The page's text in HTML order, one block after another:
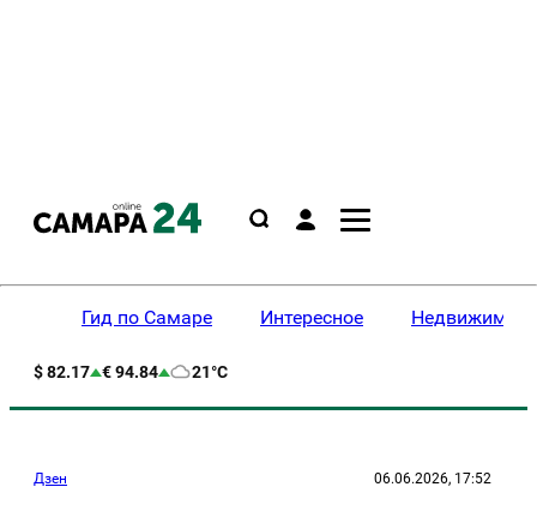
Гид по Самаре Интересное
$ 82.17 € 94.84 21°C
Дзен 06.06.2026, 17:52